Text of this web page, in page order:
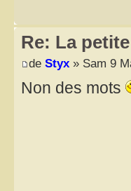
Re: La
de Styx » Sam 9
Non des mots